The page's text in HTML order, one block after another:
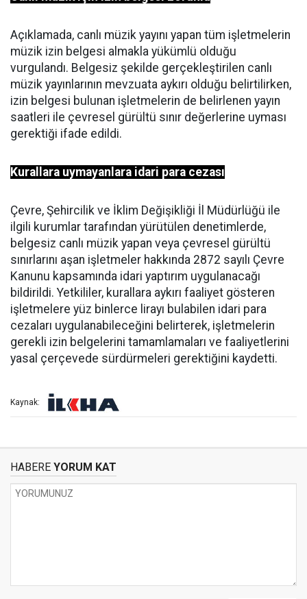
Açıklamada, canlı müzik yayını yapan tüm işletmelerin
müzik izin belgesi almakla yükümlü olduğu
vurgulandı. Belgesiz şekilde gerçekleştirilen canlı
müzik yayınlarının mevzuata aykırı olduğu belirtilirken,
izin belgesi bulunan işletmelerin de belirlenen yayın
saatleri ile çevresel gürültü sınır değerlerine uyması
gerektiği ifade edildi.
Kurallara uymayanlara idari para cezası
Çevre, Şehircilik ve İklim Değişikliği İl Müdürlüğü ile
ilgili kurumlar tarafından yürütülen denetimlerde,
belgesiz canlı müzik yapan veya çevresel gürültü
sınırlarını aşan işletmeler hakkında 2872 sayılı Çevre
Kanunu kapsamında idari yaptırım uygulanacağı
bildirildi. Yetkililer, kurallara aykırı faaliyet gösteren
işletmelere yüz binlerce lirayı bulabilen idari para
cezaları uygulanabileceğini belirterek, işletmelerin
gerekli izin belgelerini tamamlamaları ve faaliyetlerini
yasal çerçevede sürdürmeleri gerektiğini kaydetti.
Kaynak:
HABERE YORUM KAT